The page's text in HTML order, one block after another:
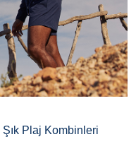
Plaj Kombinleri